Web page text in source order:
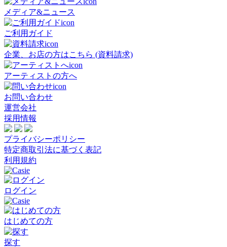
メディア&ニュース
ご利用ガイド
企業、お店の方はこちら (資料請求)
アーティストの方へ
お問い合わせ
運営会社
採用情報
プライバシーポリシー
特定商取引法に基づく表記
利用規約
ログイン
はじめての方
探す